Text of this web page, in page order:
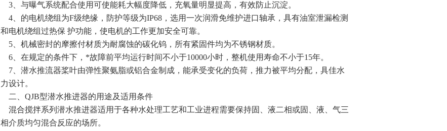
3、与曝气系统配合使用可使能耗大幅度降低，充氧量明显提高，有效防止沉淀。
4、的电机绕组为F级绝缘，防护等级为IP68，选用一次润滑免维护进口轴承，具有油室泄漏检测
和电机绕组过热保 护功能，使电机的工作更加安全可靠。
5、机械密封的摩擦付材质为耐腐蚀的碳化钨，所有紧固件均为不锈钢材质。
6、在规定的条件下，*故障前平均运行时间不小于10000小时，整机使用寿命不小于15年。
7、潜水推流器桨叶由弹性聚氨脂或铝合金制成，能承受变化的负荷，推力被平均分配，具佳水
力设计。
二、QJB型潜水推进器的用途及适用条件
混合搅拌系列潜水推进器适用于各种水处理工艺和工业进程需要保持固、液二相或固、液、气三
相介质均匀混合反应的场所。